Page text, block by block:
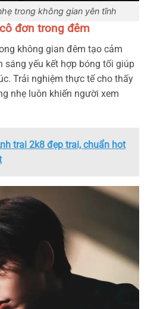
trong không gian yên tĩnh
đơn trong đêm
không gian đêm tạo cảm
sáng yếu kết hợp bóng tối giúp
Trải nghiệm thực tế cho thấy
nhẹ luôn khiến người xem
trai 2k8 đẹp trai, chuẩn hot